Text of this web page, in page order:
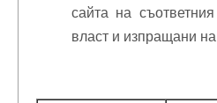
сайта на
власт и изпращани